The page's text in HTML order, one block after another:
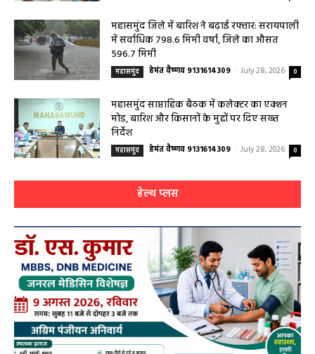
महासमुंद जिले में बारिश ने बढ़ाई रफ्तार: सरायपाली
में सर्वाधिक 798.6 मिमी वर्षा, जिले का औसत
596.7 मिमी
महासमुंद हेमंत वैष्णव 9131614309 July 28, 2026 0
महासमुंद साप्ताहिक बैठक में कलेक्टर का एक्शन
मोड, बारिश और किसानों के मुद्दों पर दिए सख्त
निर्देश
महासमुंद हेमंत वैष्णव 9131614309 July 28, 2026 0
हेल्थ प्लस